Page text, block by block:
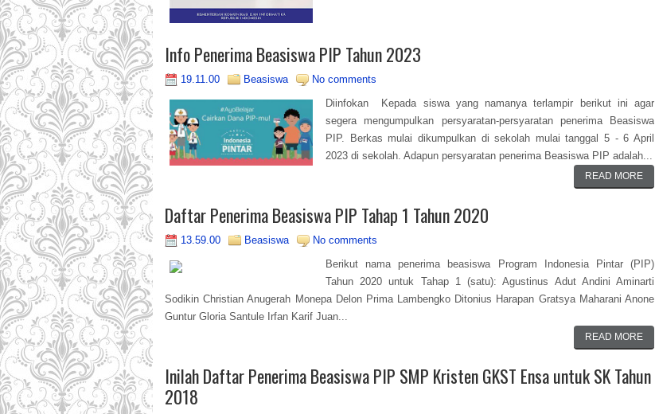
Info Penerima Beasiswa PIP Tahun 2023
19.11.00 Beasiswa
No comments
Diinfokan Kepada siswa yang namanya terlampir berikut ini agar
segera mengumpulkan persyaratan-persyaratan penerima Beasiswa
PIP. Berkas mulai dikumpulkan di sekolah mulai tanggal 5 - 6 April
2023 di sekolah. Adapun persyaratan penerima Beasiswa PIP adalah...
READ MORE
Daftar Penerima Beasiswa PIP Tahap 1 Tahun 2020
13.59.00 Beasiswa
No comments
Berikut nama penerima beasiswa Program Indonesia Pintar (PIP)
Tahun 2020 untuk Tahap 1 (satu): Agustinus Adut Andini Aminarti
Sodikin Christian Anugerah Monepa Delon Prima Lambengko Ditonius Harapan Gratsya Maharani Anone
Guntur Gloria Santule Irfan Karif Juan...
READ MORE
Inilah Daftar Penerima Beasiswa PIP SMP Kristen GKST Ensa untuk SK Tahun
2018